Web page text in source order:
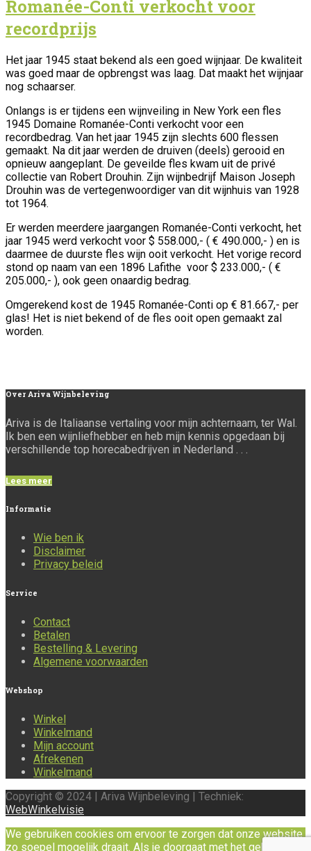
Romanée-Conti verkocht voor
recordprijs
Het jaar 1945 staat bekend als een goed wijnjaar. De kwaliteit
was goed maar de opbrengst was laag. Dat maakt het wijnjaar
nog schaarser.
Onlangs is er tijdens een wijnveiling in New York een fles
1945 Domaine Romanée-Conti verkocht voor een
recordbedrag. Van het jaar 1945 zijn slechts 600 flessen
gemaakt. Na dit jaar werden de druiven (deels) gerooid en
opnieuw aangeplant. De geveilde fles kwam uit de privé
collectie van Robert Drouhin. Zijn wijnbedrijf Maison Joseph
Drouhin was de vertegenwoordiger van dit wijnhuis van 1928
tot 1964.
Er werden meerdere jaargangen Romanée-Conti verkocht, het
jaar 1945 werd verkocht voor $ 558.000,- ( € 490.000,- ) en is
daarmee de duurste fles wijn ooit verkocht. Het vorige record
stond op naam van een 1896 Lafithe voor $ 233.000,- ( €
205.000,- ), ook geen onaardig bedrag.
Omgerekend kost de 1945 Romanée-Conti op € 81.667,- per
glas! Het is niet bekend of de fles ooit open gemaakt zal
worden.
Over Ariva Wijnbeleving
Ariva is de Italiaanse vertaling voor mijn achternaam, ter Wal.
Ik ben een wijnliefhebber en heb mijn kennis opgedaan bij
verschillende top horecabedrijven in Nederland . . .
Lees meer
Informatie
Wie ben ik
Disclaimer
Privacy beleid
Service
Contact
Betalen
Bestelling & Levering
Algemene voorwaarden
Webshop
Winkel
Winkelmand
Mijn account
Afrekenen
Winkelmand
Copyright © 2024 | Ariva Wijnbeleving | Techniek:
WebWinkelvisie
We gebruiken cookies om ervoor te zorgen dat onze website
zo soepel mogelijk draait. Als je doorgaat met het gebruiken